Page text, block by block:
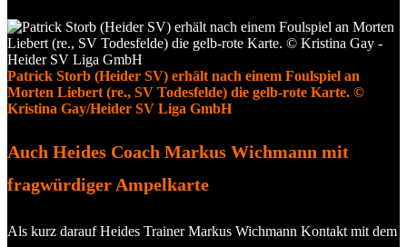
Patrick Storb (Heider SV) erhält nach einem Foulspiel an
Morten Liebert (re., SV Todesfelde) die gelb-rote Karte. ©
Kristina Gay/Heider SV Liga GmbH
Auch Heides Coach Markus Wichmann mit
fragwürdiger Ampelkarte
Als kurz darauf Heides Trainer Markus Wichmann Kontakt mit dem